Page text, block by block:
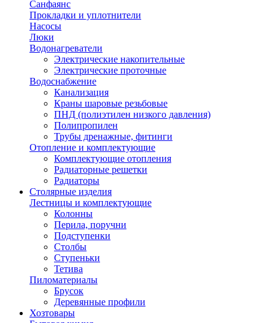
Санфаянс
Прокладки и уплотнители
Насосы
Люки
Водонагреватели
Электрические накопительные
Электрические проточные
Водоснабжение
Канализация
Краны шаровые резьбовые
ПНД (полиэтилен низкого давления)
Полипропилен
Трубы дренажные, фитинги
Отопление и комплектующие
Комплектующие отопления
Радиаторные решетки
Радиаторы
Столярные изделия
Лестницы и комплектующие
Колонны
Перила, поручни
Подступенки
Столбы
Ступеньки
Тетива
Пиломатериалы
Брусок
Деревянные профили
Хозтовары